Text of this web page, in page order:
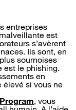
entreprises
est
s’avèrent
Ils sont, en
sournoises
est le phishing.
en
élevé si vous ne
, vous